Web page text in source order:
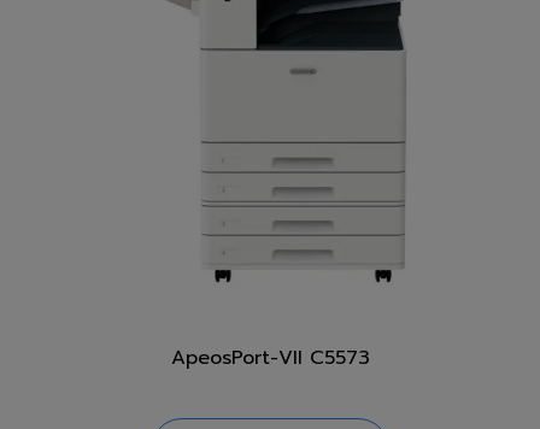
ApeosPort-VII C5573